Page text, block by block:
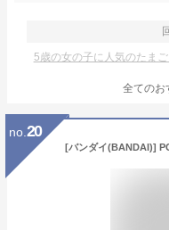
5歳の女の子に人気のたま
全てのお
no. 20